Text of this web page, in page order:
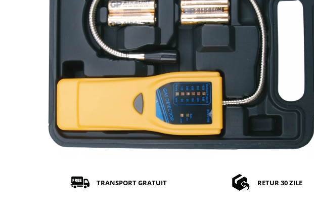
TRANSPORT GRATUIT RETUR 30 ZILE